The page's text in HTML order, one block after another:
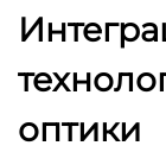
оптики